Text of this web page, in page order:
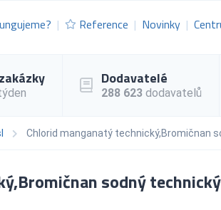
Reference Novinky
Dodavatelé
288 623 dodavatelů
Chlorid manganatý technický,Bromičnan
sodný technický